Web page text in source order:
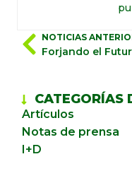
NOTICIAS
CATEGORÍAS
Artículos
Notas de prensa
I+D